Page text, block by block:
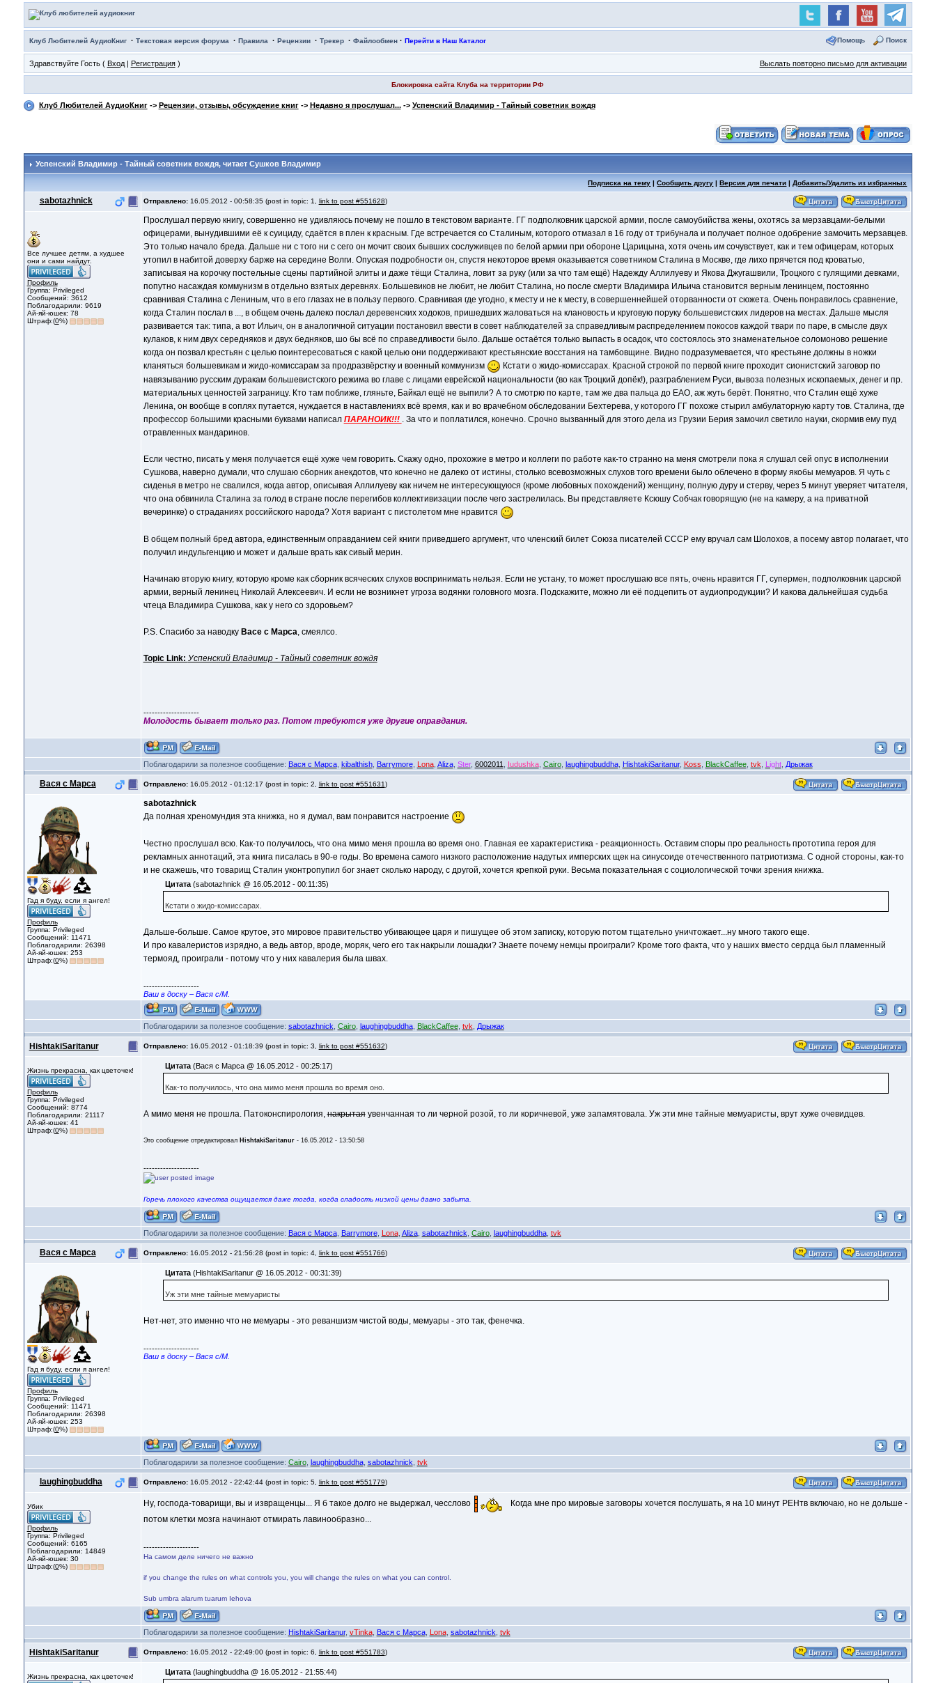
Клуб Любителей АудиоКниг· Текстовая версия форума · Правила · Рецензии· Трекер· Файлообмен· Перейти в Наш Каталог Помощь Поиск
Здравствуйте Гость ( Вход| Регистрация) Выслать повторно письмо для активации
Блокировка сайта Клуба на территории РФ
Клуб Любителей АудиоКниг-> Рецензии, отзывы, обсуждение книг-> Недавно я прослушал...-> Успенский Владимир - Тайный советник вождя
Успенский Владимир - Тайный советник вождя, читает Сушков Владимир
Подписка на тему |Сообщить другу |Версия для печати |Добавить/Удалить из избранных
sabotazhnick Отправлено: 16.05.2012 - 00:58:35 (post in topic: 1, link to post #551628)
Все лучшее детям, а худшее
они и сами найдут.
Профиль
Группа: Privileged
Сообщений: 3612
Поблагодарили: 9619
Ай-яй-юшек: 78
Штраф:(0%)
Прослушал первую книгу, совершенно не удивляюсь почему не пошло в текстовом варианте. ГГ подполковник царской армии, после самоубийства жены, охотясь за мерзавцами-белыми
офицерами, вынудившими её к суициду, сдаётся в плен к красным. Где встречается со Сталиным, которого отмазал в 16 году от трибунала и получает полное одобрение замочить мерзавцев.
Это только начало бреда. Дальше ни с того ни с сего он мочит своих бывших сослуживцев по белой армии при обороне Царицына, хотя очень им сочувствует, как и тем офицерам, которых
утопил в набитой доверху барже на середине Волги. Опуская подробности он, спустя некоторое время оказывается советником Сталина в Москве, где лихо прячется под кроватью,
записывая на корочку постельные сцены партийной элиты и даже тёщи Сталина, ловит за руку (или за что там ещё) Надежду Аллилуеву и Якова Джугашвили, Троцкого с гулящими девками,
попутно насаждая коммунизм в отдельно взятых деревнях. Большевиков не любит, не любит Сталина, но после смерти Владимира Ильича становится верным ленинцем, постоянно
сравнивая Сталина с Лениным, что в его глазах не в пользу первого. Сравнивая где угодно, к месту и не к месту, в совершеннейшей оторванности от сюжета. Очень понравилось сравнение,
когда Сталин послал в ..., в общем очень далеко послал деревенских ходоков, пришедших жаловаться на клановость и круговую поруку большевистских лидеров на местах. Дальше мысля
развивается так: типа, а вот Ильич, он в аналогичной ситуации постановил ввести в совет наблюдателей за справедливым распределением покосов каждой твари по паре, в смысле двух
кулаков, к ним двух середняков и двух бедняков, шо бы всё по справедливости было. Дальше остаётся только выпасть в осадок, что состоялось это знаменательное соломоново решение
когда он позвал крестьян с целью поинтересоваться с какой целью они поддерживают крестьянские восстания на тамбовщине. Видно подразумевается, что крестьяне должны в ножки
кланяться большевикам и жидо-комиссарам за продразвёрстку и военный коммунизм
Кстати о жидо-комиссарах. Красной строкой по первой книге проходит сионистский заговор по
навязыванию русским дуракам большевистского режима во главе с лицами еврейской национальности (во как Троцкий допёк!), разграблением Руси, вывоза полезных ископаемых, денег и пр.
материальных ценностей заграницу. Кто там поближе, гляньте, Байкал ещё не выпили? А то смотрю по карте, там же два пальца до ЕАО, аж жуть берёт. Понятно, что Сталин ещё хуже
Ленина, он вообще в соплях путается, нуждается в наставлениях всё время, как и во врачебном обследовании Бехтерева, у которого ГГ похоже стырил амбулаторную карту тов. Сталина, где
профессор большими красными буквами написал ПАРАНОИК!!! . За что и поплатился, конечно. Срочно вызванный для этого дела из Грузии Берия замочил светило науки, скормив ему пуд
отравленных мандаринов.
Если честно, писать у меня получается ещё хуже чем говорить. Скажу одно, прохожие в метро и коллеги по работе как-то странно на меня смотрели пока я слушал сей опус в исполнении
Сушкова, наверно думали, что слушаю сборник анекдотов, что конечно не далеко от истины, столько всевозможных слухов того времени было облечено в форму якобы мемуаров. Я чуть с
сиденья в метро не свалился, когда автор, описывая Аллилуеву как ничем не интересующуюся (кроме любовных похождений) женщину, полную дуру и стерву, через 5 минут уверяет читателя,
что она обвинила Сталина за голод в стране после перегибов коллективизации после чего застрелилась. Вы представляете Ксюшу Собчак говорящую (не на камеру, а на приватной
вечеринке) о страданиях российского народа? Хотя вариант с пистолетом мне нравится
В общем полный бред автора, единственным оправданием сей книги приведшего аргумент, что членский билет Союза писателей СССР ему вручал сам Шолохов, а посему автор полагает, что
получил индульгенцию и может и дальше врать как сивый мерин.
Начинаю вторую книгу, которую кроме как сборник всяческих слухов воспринимать нельзя. Если не устану, то может прослушаю все пять, очень нравится ГГ, супермен, подполковник царской
армии, верный ленинец Николай Алексеевич. И если не возникнет угроза водянки головного мозга. Подскажите, можно ли её подцепить от аудиопродукции? И какова дальнейшая судьба
чтеца Владимира Сушкова, как у него со здоровьем?
P.S. Спасибо за наводку Васе с Марса, смеялсо.
Topic Link: Успенский Владимир - Тайный советник вождя
--------------------
Молодость бывает только раз. Потом требуются уже другие оправдания.
Поблагодарили за полезное сообщение: Вася с Марса, kibalthish, Barrymore, Lona, Aliza, Ster, 6002011 Iudushka, Cairo, laughingbuddha, HishtakiSaritanur, Koss BlackCaffee, tvk Light, Дрыжак
Вася с Марса Отправлено: 16.05.2012 - 01:12:17 (post in topic: 2, link to post #551631)
Гад я буду, если я ангел!
Профиль
Группа: Privileged
Сообщений: 11471
Поблагодарили: 26398
Ай-яй-юшек: 253
Штраф:(0%)
sabotazhnick
Да полная хреномундия эта книжка, но я думал, вам понравится настроение
Честно прослушал всю. Как-то получилось, что она мимо меня прошла во время оно. Главная ее характеристика - реакционность. Оставим споры про реальность прототипа героя для
рекламных аннотаций, эта книга писалась в 90-е годы. Во времена самого низкого расположение надутых имперских щек на синусоиде отечественного патриотизма. С одной стороны, как-то
и не скажешь, что товарищ Сталин уконтропупил бог знает сколько народу, с другой, хочется крепкой руки. Весьма показательная с социологической точки зрения книжка.
Цитата (sabotazhnick @ 16.05.2012 - 00:11:35)
Кстати о жидо-комиссарах.
Дальше-больше. Самое крутое, это мировое правительство убивающее царя и пишущее об этом записку, которую потом тщательно уничтожает...ну много такого еще.
И про кавалеристов изрядно, а ведь автор, вроде, моряк, чего его так накрыли лошадки? Знаете почему немцы проиграли? Кроме того факта, что у наших вместо сердца был пламенный
термояд, проиграли - потому что у них кавалерия была швах.
--------------------
Ваш в доску – Вася с/М.
Поблагодарили за полезное сообщение: sabotazhnick Cairo, laughingbuddha, BlackCaffee, tvk Дрыжак
HishtakiSaritanur Отправлено: 16.05.2012 - 01:18:39 (post in topic: 3, link to post #551632)
Жизнь прекрасна, как цветочек!
Профиль
Группа: Privileged
Сообщений: 8774
Поблагодарили: 21117
Ай-яй-юшек: 41
Штраф:(0%)
Цитата (Вася с Марса @ 16.05.2012 - 00:25:17)
Как-то получилось, что она мимо меня прошла во время оно.
А мимо меня не прошла. Патоконспирология,накрытаяувенчанная то ли черной розой, то ли коричневой, уже запамятовала. Уж эти мне тайные мемуаристы, врут хуже очевидцев.
Это сообщение отредактировал HishtakiSaritanur- 16.05.2012 - 13:50:58
--------------------
Горечь плохого качества ощущается даже тогда, когда сладость низкой цены давно забыта.
Поблагодарили за полезное сообщение: Вася с Марса, Barrymore, Lona, Aliza, sabotazhnick Cairo, laughingbuddha, tvk
Вася с Марса Отправлено: 16.05.2012 - 21:56:28 (post in topic: 4, link to post #551766)
Гад я буду, если я ангел!
Профиль
Группа: Privileged
Сообщений: 11471
Поблагодарили: 26398
Ай-яй-юшек: 253
Штраф:(0%)
Цитата (HishtakiSaritanur @ 16.05.2012 - 00:31:39)
Уж эти мне тайные мемуаристы
Нет-нет, это именно что не мемуары - это реваншизм чистой воды, мемуары - это так, фенечка.
--------------------
Ваш в доску – Вася с/М.
Поблагодарили за полезное сообщение: Cairo, laughingbuddha, sabotazhnick tvk
laughingbuddha Отправлено: 16.05.2012 - 22:42:44 (post in topic: 5, link to post #551779)
Убик
Профиль
Группа: Privileged
Сообщений: 6165
Поблагодарили: 14849
Ай-яй-юшек: 30
Штраф:(0%)
Ну, господа-товарищи, вы и извращенцы... Я б такое долго не выдержал, чесслово
Когда мне про мировые заговоры хочется послушать, я на 10 минут РЕНтв включаю, но не дольше -
потом клетки мозга начинают отмирать лавинообразно...
--------------------
На самом деле ничего не важно
if you change the rules on what controls you, you will change the rules on what you can control.
Sub umbra alarum tuarum Iehova
Поблагодарили за полезное сообщение: HishtakiSaritanur, vTinka, Вася с Марса, Lona, sabotazhnick tvk
HishtakiSaritanur Отправлено: 16.05.2012 - 22:49:00 (post in topic: 6, link to post #551783)
Жизнь прекрасна, как цветочек!
Цитата (laughingbuddha @ 16.05.2012 - 21:55:44)